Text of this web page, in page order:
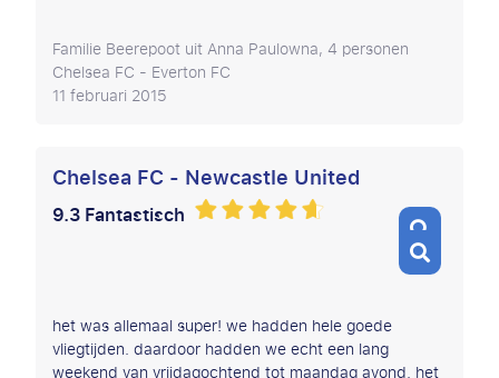
Familie Beerepoot uit Anna Paulowna, 4 personen
Chelsea FC - Everton FC
11 februari 2015
Chelsea FC - Newcastle United
9.3 Fantastisch
het was allemaal super! we hadden hele goede
vliegtijden. daardoor hadden we echt een lang